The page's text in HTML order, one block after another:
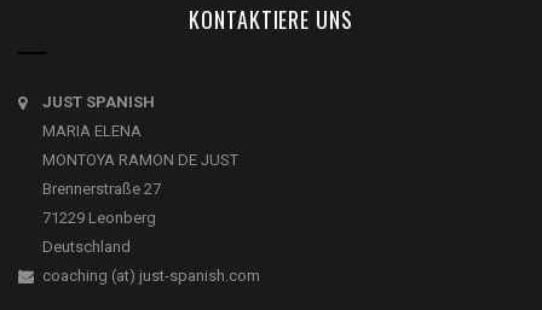
KONTAKTIERE UNS
JUST SPANISH
MARIA ELENA
MONTOYA RAMON DE JUST
Brennerstraße 27
71229 Leonberg
Deutschland
coaching (at) just-spanish.com